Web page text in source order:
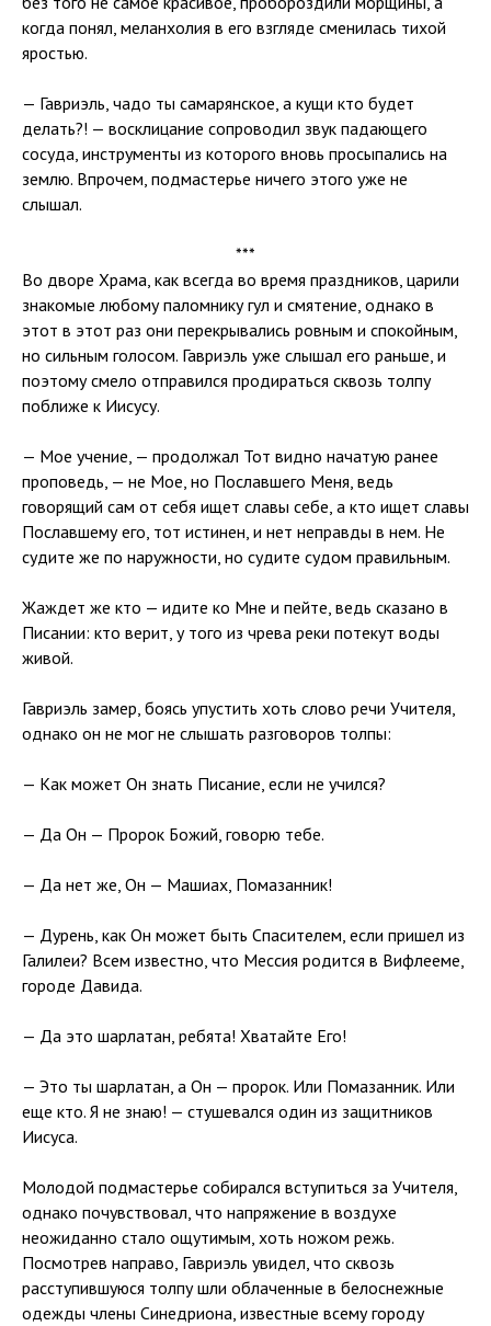
когда понял, меланхолия в его взгляде сменилась тихой
яростью.
— Гавриэль, чадо ты самарянское, а кущи кто будет
делать?! — восклицание сопроводил звук падающего
сосуда, инструменты из которого вновь просыпались на
землю. Впрочем, подмастерье ничего этого уже не
слышал.
***
Во дворе Храма, как всегда во время праздников, царили
знакомые любому паломнику гул и смятение, однако в
этот в этот раз они перекрывались ровным и спокойным,
но сильным голосом. Гавриэль уже слышал его раньше, и
поэтому смело отправился продираться сквозь толпу
поближе к Иисусу.
— Мое учение, — продолжал Тот видно начатую ранее
проповедь, — не Мое, но Пославшего Меня, ведь
говорящий сам от себя ищет славы себе, а кто ищет славы
Пославшему его, тот истинен, и нет неправды в нем. Не
судите же по наружности, но судите судом правильным.
Жаждет же кто — идите ко Мне и пейте, ведь сказано в
Писании: кто верит, у того из чрева реки потекут воды
живой.
Гавриэль замер, боясь упустить хоть слово речи Учителя,
однако он не мог не слышать разговоров толпы:
— Как может Он знать Писание, если не учился?
— Да Он — Пророк Божий, говорю тебе.
— Да нет же, Он — Машиах, Помазанник!
— Дурень, как Он может быть Спасителем, если пришел из
Галилеи? Всем известно, что Мессия родится в Вифлееме,
городе Давида.
— Да это шарлатан, ребята! Хватайте Его!
— Это ты шарлатан, а Он — пророк. Или Помазанник. Или
еще кто. Я не знаю! — стушевался один из защитников
Иисуса.
Молодой подмастерье собирался вступиться за Учителя,
однако почувствовал, что напряжение в воздухе
неожиданно стало ощутимым, хоть ножом режь.
Посмотрев направо, Гавриэль увидел, что сквозь
расступившуюся толпу шли облаченные в белоснежные
одежды члены Синедриона, известные всему городу